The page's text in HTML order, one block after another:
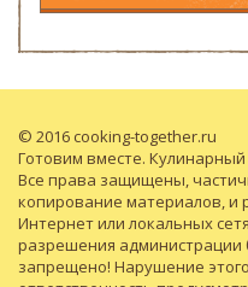
© 2016 cooking-together.ru
Готовим вместе. Кулинарный
Все права защищены,
копирование материалов, и
Интернет или локальных
разрешения администрации
запрещено! Нарушение